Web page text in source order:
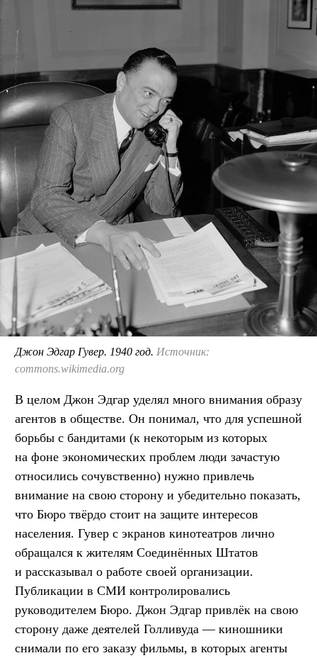
Джон Эдгар Гувер. 1940 год. Источник:
commons.wikimedia.org
В целом Джон Эдгар уделял много внимания образу
агентов в обществе. Он понимал, что для успешной
борьбы с бандитами (к некоторым из которых
на фоне экономических проблем люди зачастую
относились сочувственно) нужно привлечь
внимание на свою сторону и убедительно показать,
что Бюро твёрдо стоит на защите интересов
населения. Гувер с экранов кинотеатров лично
обращался к жителям Соединённых Штатов
и рассказывал о работе своей организации.
Публикации в СМИ контролировались
руководителем Бюро. Джон Эдгар привлёк на свою
сторону даже деятелей Голливуда — киношники
снимали по его заказу фильмы, в которых агенты